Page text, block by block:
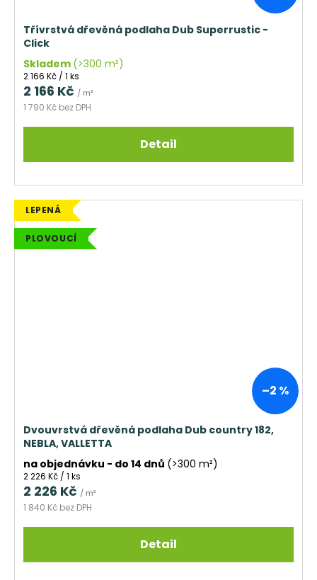
Třívrstvá dřevěná podlaha Dub Superrustic -
Click
Skladem (>300 m²)
1 790 Kč bez DPH
2 166 Kč / m²
Měrná
cena:
2 166 Kč / 1 ks
Detail
LEPENÁ
PLOVOUCÍ
–2 %
Dvouvrstvá dřevěná podlaha Dub country 182,
NEBLA, VALLETTA
na objednávku - do 14 dnů (>300 m²)
1 840 Kč bez DPH
2 226 Kč / m²
Měrná
cena:
2 226 Kč / 1 ks
Detail